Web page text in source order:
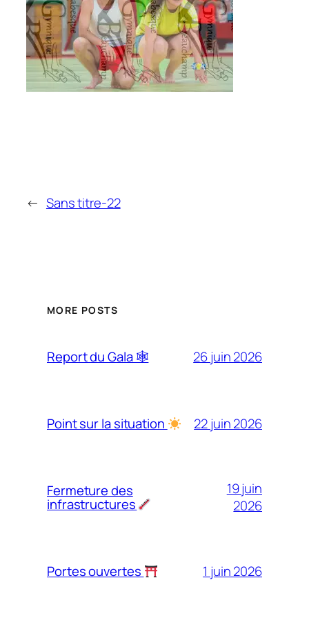
← Sans titre-22
MORE POSTS
Report du Gala 🕸 26 juin 2026
Point sur la situation 22 juin 2026
Fermeture des
infrastructures
19 juin
2026
Portes ouvertes 1 juin 2026